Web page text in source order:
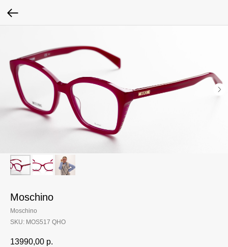
Moschino
Moschino
SKU: MOS517 QHO
13990,00 р.